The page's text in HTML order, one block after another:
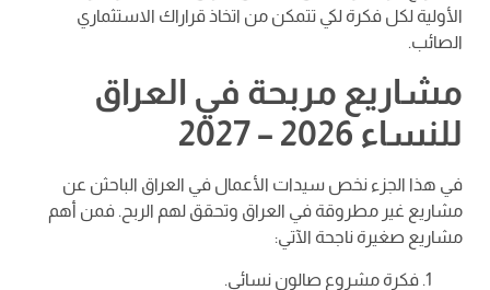
الأولية لكل فكرة لكي تتمكن من اتخاذ قراراك الاستثماري
الصائب.
مشاريع مربحة في العراق
للنساء 2026 – 2027
في هذا الجزء نخص سيدات الأعمال في العراق الباحثن عن
مشاريع غير مطروقة في العراق وتحقق لهم الربح. فمن أهم
مشاريع صغيرة ناجحة الآتي:
فكرة مشروع صالون نسائي.